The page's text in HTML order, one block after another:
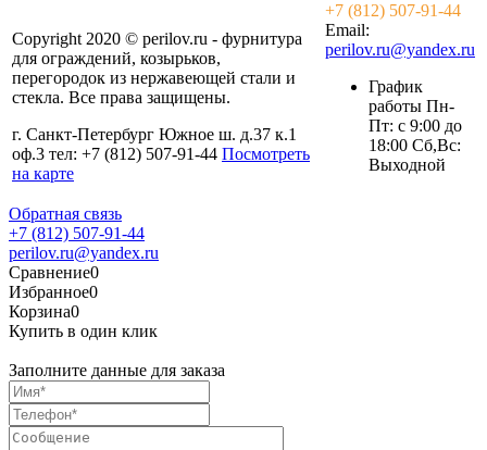
Copyright 2020 © perilov.ru - фурнитура
для ограждений, козырьков,
перегородок из нержавеющей стали и
стекла. Все права защищены.
г. Санкт-Петербург Южное ш. д.37 к.1
оф.3 тел: +7 (812) 507-91-44 Посмотреть
на карте
+7 (812) 507-91-44
Email:
perilov.ru@yandex.ru
График
работы Пн-
Пт: с 9:00 до
18:00 Сб,Вс:
Выходной
Обратная связь
+7 (812) 507-91-44
perilov.ru@yandex.ru
Сравнение0
Избранное0
Корзина0
Купить в один клик
Заполните данные для заказа